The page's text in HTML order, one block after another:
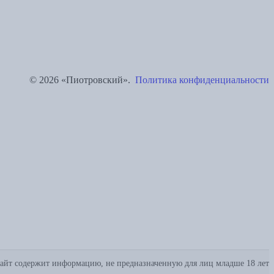
© 2026 «Пиотровский». Политика конфиденциальности
содержит информацию, не предназначенную для лиц младше 18 лет